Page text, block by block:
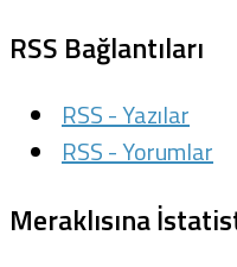
RSS Bağlantıları
RSS - Yazılar
RSS - Yorumlar
Meraklısına